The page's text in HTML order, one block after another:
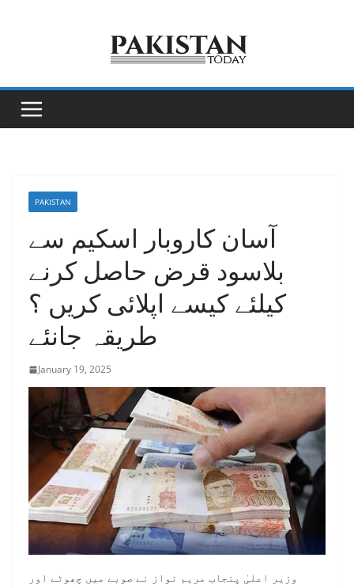
PAKISTAN
آسان کاروبار اسکیم سے
بلاسود قرض حاصل کرنے
کیلئے کیسے اپلائی کریں ؟
طریقہ جانئے
January 19, 2025
وزیر اعلیٰ پنجاب مریم نواز نے صوبے میں چھوٹے اور